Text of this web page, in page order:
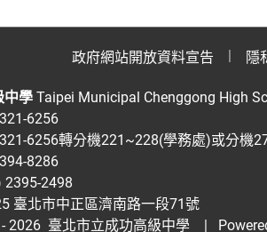
政府網站開放資料宣告 隱
中學Taipei Municipal Chenggong High
6256
6256轉分機221~228(學務處)或分機
8286
2395-2498
臺北市中正區濟南路一段71號
2026臺北市立成功高級中學 |